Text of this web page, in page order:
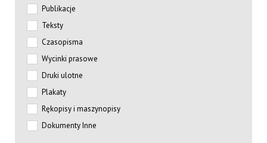
Publikacje
Teksty
Czasopisma
Wycinki prasowe
Druki ulotne
Plakaty
Rękopisy i maszynopisy
Dokumenty Inne